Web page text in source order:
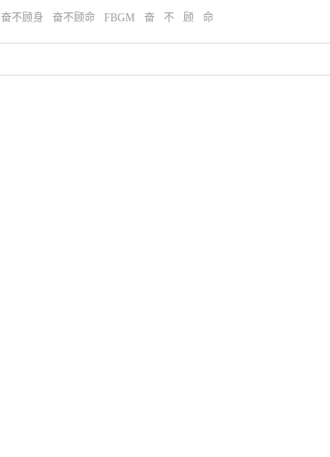
奋不顾身 奋不顾命 FBGM 奋 不 顾 命